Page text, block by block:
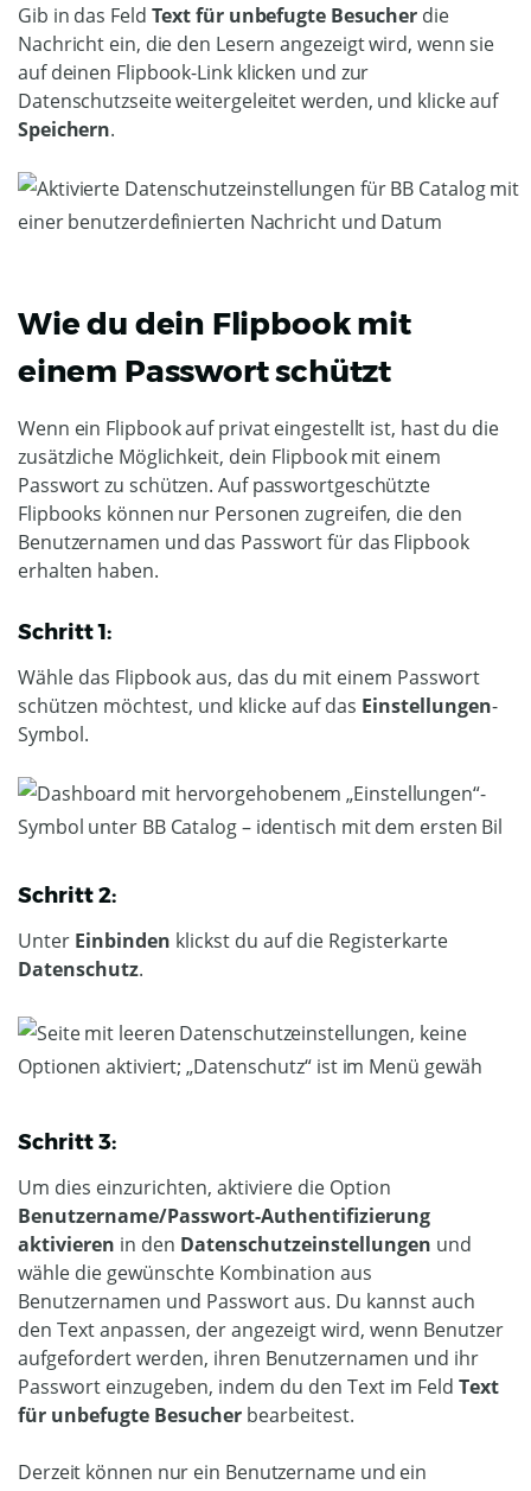
Gib in das Feld Text für unbefugte Besucher die
Nachricht ein, die den Lesern angezeigt wird, wenn sie
auf deinen Flipbook-Link klicken und zur
Datenschutzseite weitergeleitet werden, und klicke auf
Speichern.
Wie du dein Flipbook mit
einem Passwort schützt
Wenn ein Flipbook auf privat eingestellt ist, hast du die
zusätzliche Möglichkeit, dein Flipbook mit einem
Passwort zu schützen. Auf passwortgeschützte
Flipbooks können nur Personen zugreifen, die den
Benutzernamen und das Passwort für das Flipbook
erhalten haben.
Schritt 1:
Wähle das Flipbook aus, das du mit einem Passwort
schützen möchtest, und klicke auf das Einstellungen-
Symbol.
Schritt 2:
Unter Einbinden klickst du auf die Registerkarte
Datenschutz.
Schritt 3:
Um dies einzurichten, aktiviere die Option
Benutzername/Passwort-Authentifizierung
aktivieren in den Datenschutzeinstellungen und
wähle die gewünschte Kombination aus
Benutzernamen und Passwort aus. Du kannst auch
den Text anpassen, der angezeigt wird, wenn Benutzer
aufgefordert werden, ihren Benutzernamen und ihr
Passwort einzugeben, indem du den Text im Feld Text
für unbefugte Besucher bearbeitest.
Derzeit können nur ein Benutzername und ein